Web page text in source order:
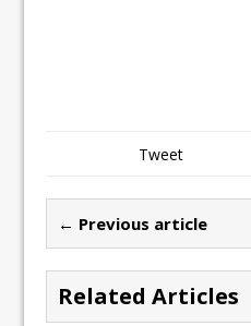
Tweet
← Previous article
Related Articles